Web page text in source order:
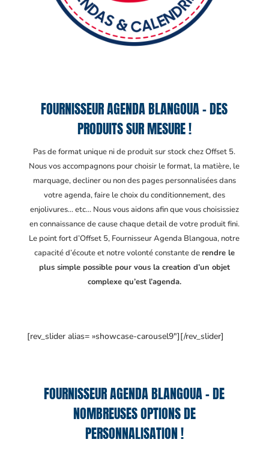
FOURNISSEUR AGENDA BLANGOUA – DES
PRODUITS SUR MESURE !
Pas de format unique ni de produit sur stock chez Offset 5.
Nous vos accompagnons pour choisir le format, la matière, le
marquage, decliner ou non des pages personnalisées dans
votre agenda, faire le choix du conditionnement, des
enjolivures… etc… Nous vous aidons afin que vous choisissiez
en connaissance de cause chaque detail de votre produit fini.
Le point fort d’Offset 5, Fournisseur Agenda Blangoua, notre
capacité d’écoute et notre volonté constante derendre le
plus simple possible pour vous la creation d’un objet
complexe qu’est l’agenda.
[rev_slider alias= »showcase-carousel9″][/rev_slider]
FOURNISSEUR AGENDA BLANGOUA – DE
NOMBREUSES OPTIONS DE
PERSONNALISATION !